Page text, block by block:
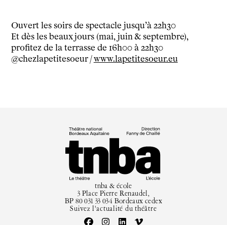
Ouvert les soirs de spectacle jusqu’à 22h30
Et dès les beaux jours (mai, juin & septembre),
profitez de la terrasse de 16h00 à 22h30
@chezlapetitesoeur /www.lapetitesoeur.eu
tnba & école
3 Place Pierre Renaudel,
BP 80 031 33 034 Bordeaux cedex
Suivez l'actualité du théâtre
Les Promotions
Classe Égalité
Stages de théâtre gratuits
Insertion professionnelle
Tarifs, cartes et pass
Arriver au tnba
Accessibilité
Bar / La Petite Sœur
FAQ
Ressources
Programmes de salle